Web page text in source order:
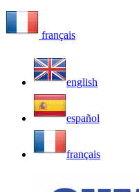
français
english
español
français